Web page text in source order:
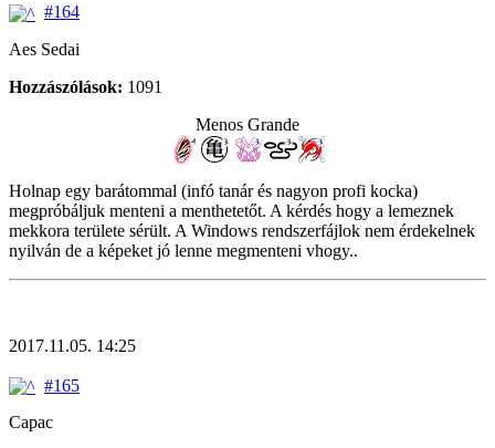
#164
Aes Sedai
Hozzászólások: 1091
Menos Grande
Holnap egy barátommal (infó tanár és nagyon profi kocka)
megpróbáljuk menteni a menthetetőt. A kérdés hogy a lemeznek
mekkora területe sérült. A Windows rendszerfájlok nem érdekelnek
nyilván de a képeket jó lenne megmenteni vhogy..
2017.11.05. 14:25
#165
Capac